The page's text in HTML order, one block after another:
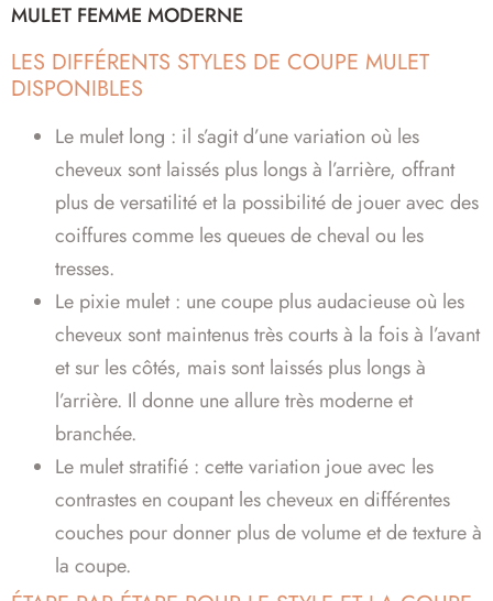
MULET FEMME MODERNE
LES DIFFÉRENTS STYLES DE COUPE MULET
DISPONIBLES
Le mulet long : il s’agit d’une variation où les
cheveux sont laissés plus longs à l’arrière, offrant
plus de versatilité et la possibilité de jouer avec des
coiffures comme les queues de cheval ou les
tresses.
Le pixie mulet : une coupe plus audacieuse où les
cheveux sont maintenus très courts à la fois à l’avant
et sur les côtés, mais sont laissés plus longs à
l’arrière. Il donne une allure très moderne et
branchée.
Le mulet stratifié : cette variation joue avec les
contrastes en coupant les cheveux en différentes
couches pour donner plus de volume et de texture à
la coupe.